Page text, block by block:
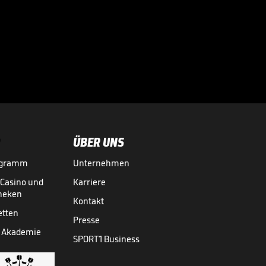
und
Akademie
ÜBER UNS
Unternehmen
Karriere
Kontakt
Presse
SPORT1 Business